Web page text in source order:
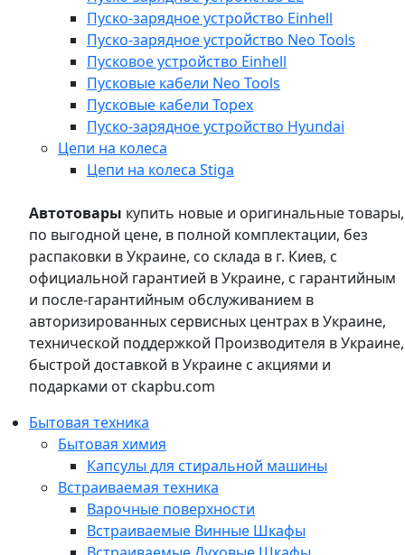
Пуско-зарядное устройство Einhell
Пуско-зарядное устройство Neo Tools
Пусковое устройство Einhell
Пусковые кабели Neo Tools
Пусковые кабели Topex
Пуско-зарядное устройство Hyundai
Цепи на колеса
Цепи на колеса Stiga
Автотовары купить новые и оригинальные товары,
по выгодной цене, в полной комплектации, без
распаковки в Украине, со склада в г. Киев, с
официальной гарантией в Украине, с гарантийным
и после-гарантийным обслуживанием в
авторизированных сервисных центрах в Украине,
технической поддержкой Производителя в Украине,
быстрой доставкой в Украине с акциями и
подарками от ckapbu.com
Бытовая техника
Бытовая химия
Капсулы для стиральной машины
Встраиваемая техника
Варочные поверхности
Встраиваемые Винные Шкафы